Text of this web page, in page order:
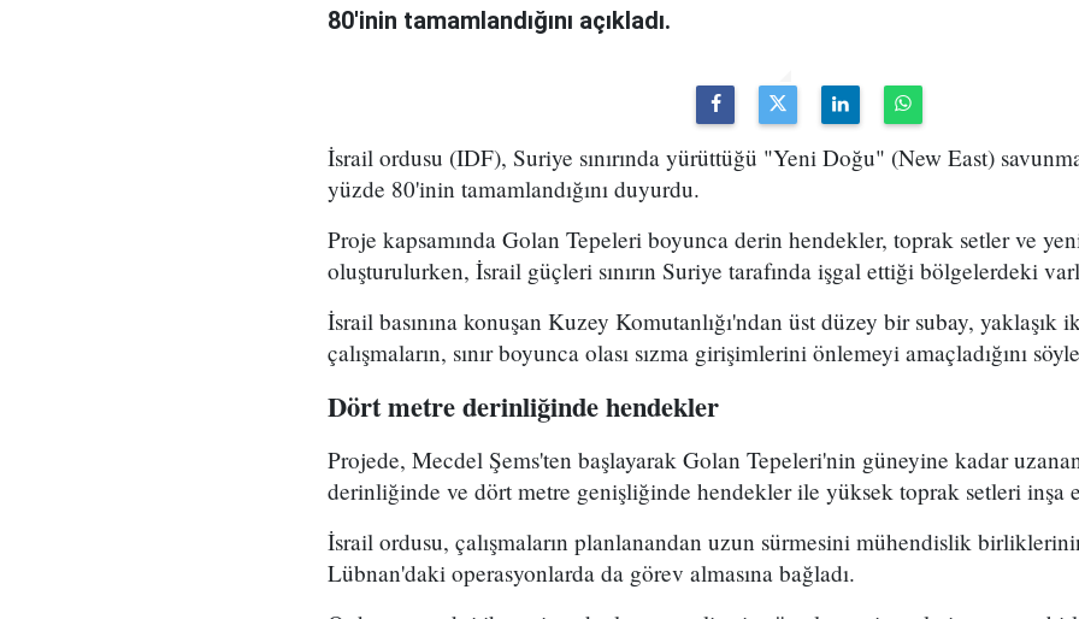
80'inin tamamlandığını açıkladı.
İsrail ordusu (IDF), Suriye sınırında yürüttüğü "Yeni Doğu" (New East)
yüzde 80'inin tamamlandığını duyurdu.
Proje kapsamında Golan Tepeleri boyunca derin hendekler, toprak setler ve
oluşturulurken, İsrail güçleri sınırın Suriye tarafında işgal ettiği bölgelerdeki
İsrail basınına konuşan Kuzey Komutanlığı'ndan üst düzey bir subay, yaklaşık
çalışmaların, sınır boyunca olası sızma girişimlerini önlemeyi amaçladığını
Dört metre derinliğinde hendekler
Projede, Mecdel Şems'ten başlayarak Golan Tepeleri'nin güneyine kadar
derinliğinde ve dört metre genişliğinde hendekler ile yüksek toprak setleri inşa
İsrail ordusu, çalışmaların planlanandan uzun sürmesini mühendislik
Lübnan'daki operasyonlarda da görev almasına bağladı.